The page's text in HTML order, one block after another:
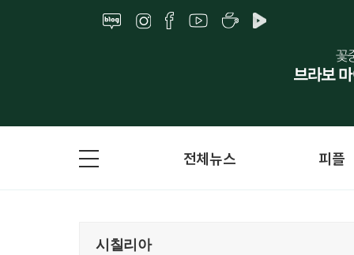
전체뉴스 피플